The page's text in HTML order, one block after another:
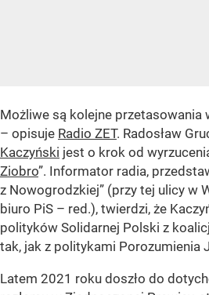
Możliwe są kolejne przetasowania
– opisuje Radio ZET. Radosław
Kaczyński jest o krok od
Ziobro”. Informator radia,
z Nowogrodzkiej” (przy tej ulicy w
biuro PiS – red.), twierdzi, że
polityków Solidarnej Polski z
tak, jak z politykami Porozumienia
Latem 2021 roku doszło do